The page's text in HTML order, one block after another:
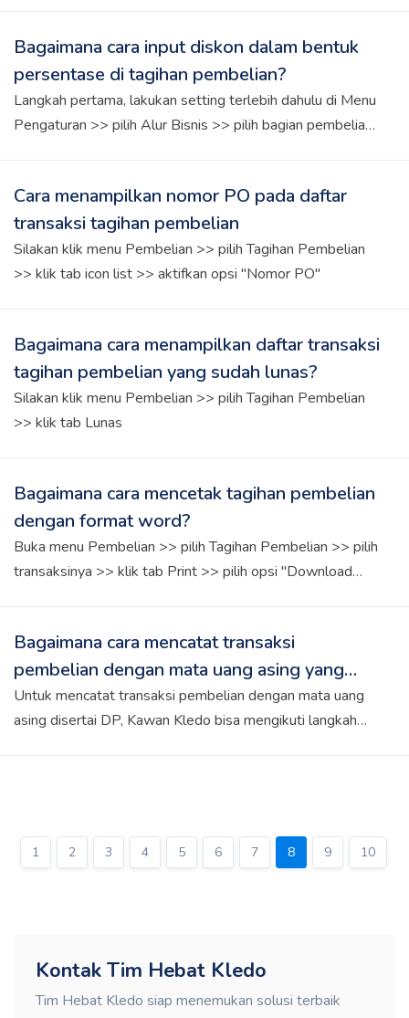
kolom "+ Pemotongan" di bawah total tagihan. Melalui
kolom ini, Kawan Kledo dapat: - Menambahkan nominal
diskon secara manual - Memilih akun COA tempat diskon
tersebut akan dicatat, misalnya "Diskon Pembelian" atau
laporan laba rugi, sesuai dengan jenis akun yang Kawan
Kledo pilih. Namun, perlu diingat bahwa pencatatan ini
bersifat manual dan sebaiknya disesuaikan dengan
kebijakan akuntansi perusahaan Kawan Kledo.
Bagaimana cara input diskon dalam bentuk
persentase di tagihan pembelian?
Langkah pertama, lakukan setting terlebih dahulu di Menu
Pengaturan >> pilih Alur Bisnis >> pilih bagian pembelian
dalam bentuk persentase pada Menu Pembelian.
Cara menampilkan nomor PO pada daftar
transaksi tagihan pembelian
Silakan klik menu Pembelian >> pilih Tagihan Pembelian
>> klik tab icon list >> aktifkan opsi "Nomor PO"
Bagaimana cara menampilkan daftar transaksi
tagihan pembelian yang sudah lunas?
Silakan klik menu Pembelian >> pilih Tagihan Pembelian
>> klik tab Lunas
Bagaimana cara mencetak tagihan pembelian
dengan format word?
Buka menu Pembelian >> pilih Tagihan Pembelian >> pilih
transaksinya >> klik tab Print >> pilih opsi "Download
Bagaimana cara mencatat transaksi
pembelian dengan mata uang asing yang
menggunakan DP?
Untuk mencatat transaksi pembelian dengan mata uang
asing disertai DP, Kawan Kledo bisa mengikuti langkah
Teruskan ke Tagihan dan lakukan input pembayaran. 5.
Input pembayaran bisa dilakukan melalui piutang yang
1 2 3 4 5 6 7 8 9 10
Kontak Tim Hebat Kledo
Tim Hebat Kledo siap menemukan solusi terbaik